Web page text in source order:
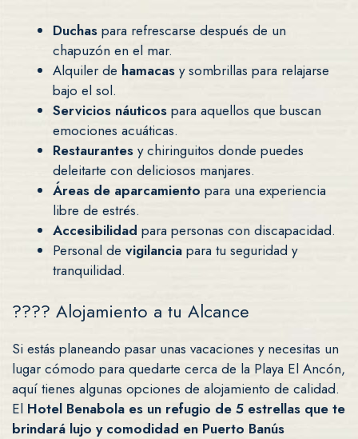
Duchas para refrescarse después de un
chapuzón en el mar.
Alquiler de hamacas y sombrillas para relajarse
bajo el sol.
Servicios náuticos para aquellos que buscan
emociones acuáticas.
Restaurantes y chiringuitos donde puedes
deleitarte con deliciosos manjares.
Áreas de aparcamiento para una experiencia
libre de estrés.
Accesibilidad para personas con discapacidad.
Personal de vigilancia para tu seguridad y
tranquilidad.
???? Alojamiento a tu Alcance
Si estás planeando pasar unas vacaciones y necesitas un
lugar cómodo para quedarte cerca de la Playa El Ancón,
aquí tienes algunas opciones de alojamiento de calidad.
El Hotel Benabola es un refugio de 5 estrellas que te
brindará lujo y comodidad en Puerto Banús